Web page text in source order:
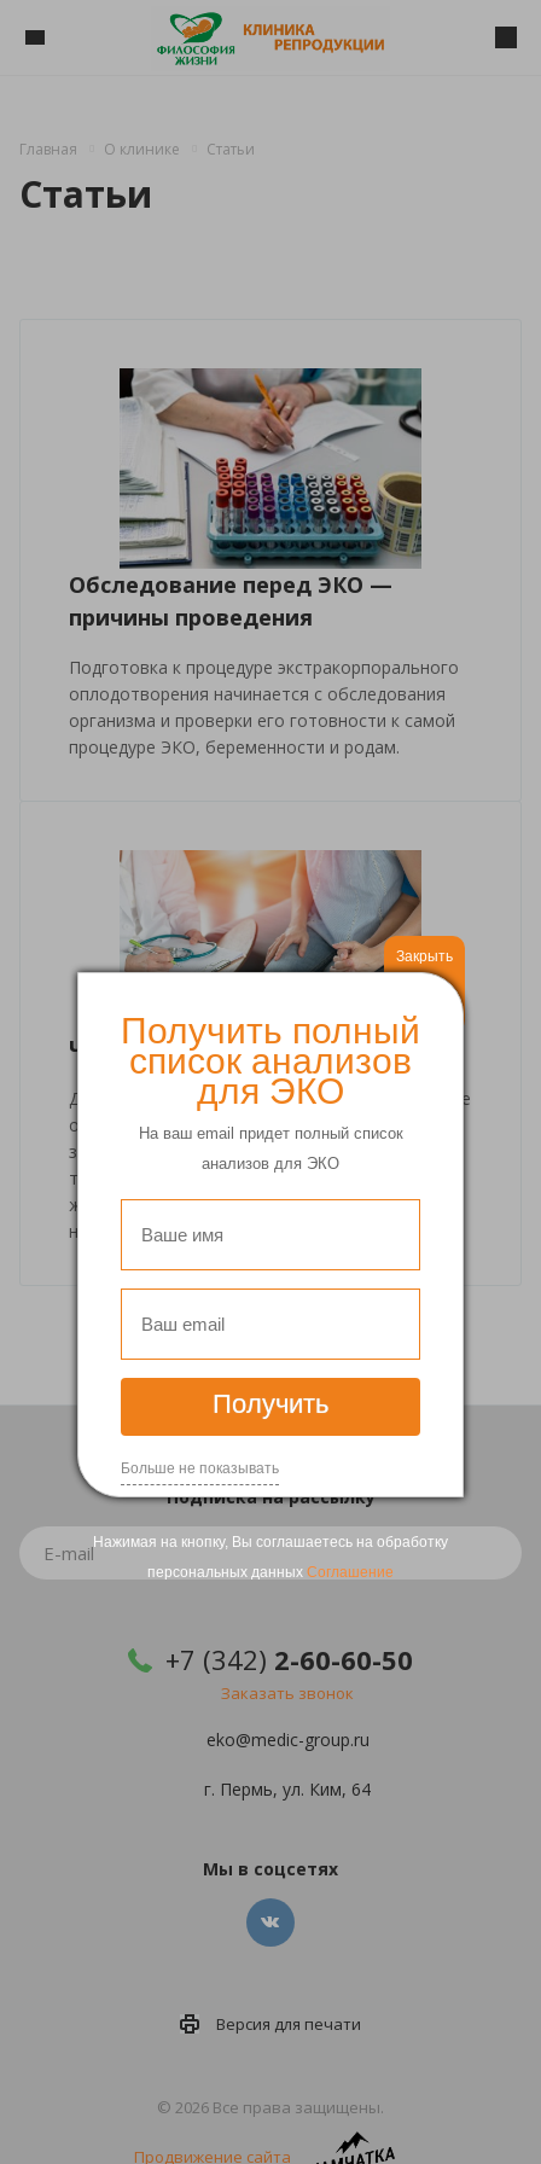
Получить полный
список анализов
для ЭКО
На ваш email придет полный список
анализов для ЭКО
Получить
Больше не показывать
Закрыть
Нажимая на кнопку, Вы соглашаетесь на обработку
персональных данных Соглашение
Главная О клинике Статьи
Статьи
Обследование перед ЭКО —
причины проведения
Подготовка к процедуре экстракорпорального
оплодотворения начинается с обследования
организма и проверки его готовности к самой
процедуре ЭКО, беременности и родам.
Что такое бесплодие?
Диагноз «бесплодие» в большинстве случаев не
означает полную невозможность
забеременеть. Современные репродуктивные
технологии и методы лечения позволяют
женщине родить кровного ребенка даже при
наличии серьезных патологий.
Подпискана рассылку
+7 (342) 2-60-60-50
Заказать звонок
eko@medic-group.ru
г. Пермь, ул. Ким, 64
Мы в соцсетях
Версия для печати
© 2026 Все права защищены.
Продвижение сайта